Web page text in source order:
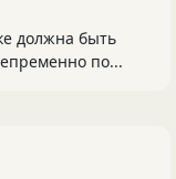
должна быть
по...